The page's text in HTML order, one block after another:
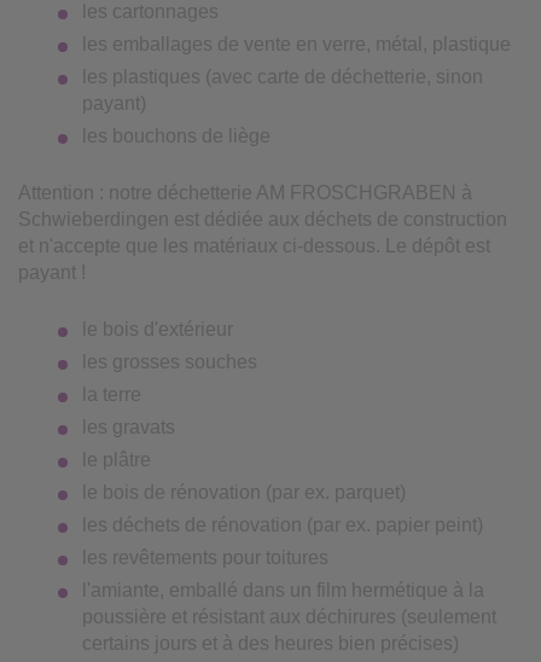
les cartonnages
les emballages de vente en verre, métal, plastique
les plastiques (avec carte de déchetterie, sinon
payant)
les bouchons de liège
Attention : notre déchetterie AM FROSCHGRABEN à
Schwieberdingen est dédiée aux déchets de construction
et n'accepte que les matériaux ci-dessous. Le dépôt est
payant !
le bois d'extérieur
les grosses souches
la terre
les gravats
le plâtre
le bois de rénovation (par ex. parquet)
les déchets de rénovation (par ex. papier peint)
les revêtements pour toitures
l'amiante, emballé dans un film hermétique à la
poussière et résistant aux déchirures (seulement
certains jours et à des heures bien précises)